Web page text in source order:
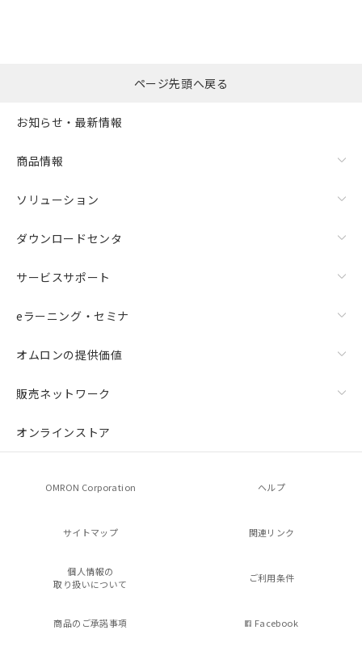
ページ先頭へ戻る
お知らせ・最新情報
商品情報
ソリューション
ダウンロードセンタ
サービスサポート
eラーニング・セミナ
オムロンの提供価値
販売ネットワーク
オンラインストア
OMRON Corporation ヘルプ
サイトマップ 関連リンク
個人情報の
取り扱いについて
ご利用条件
商品のご承諾事項 Facebook